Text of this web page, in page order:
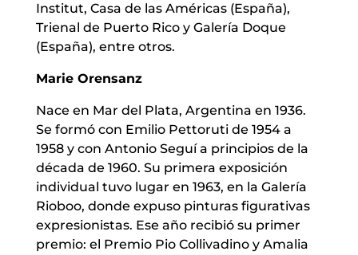
Institut, Casa de las Américas (España),
Trienal de Puerto Rico y Galería Doque
(España), entre otros.
Marie Orensanz
Nace en Mar del Plata, Argentina en 1936.
Se formó con Emilio Pettoruti de 1954 a
1958 y con Antonio Seguí a principios de la
década de 1960. Su primera exposición
individual tuvo lugar en 1963, en la Galería
Rioboo, donde expuso pinturas figurativas
expresionistas. Ese año recibió su primer
premio: el Premio Pio Collivadino y Amalia